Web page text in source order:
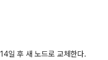
일 후 새 노드로 교체한다.